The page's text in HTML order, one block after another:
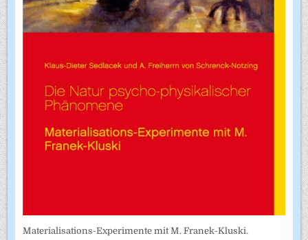
Materialisations-Experimente mit M. Franek-Kluski.